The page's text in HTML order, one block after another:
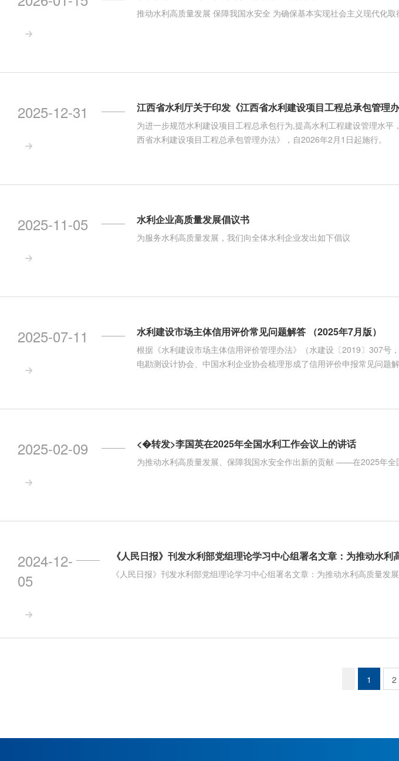

推动水利高质量发展 保障我国水安全 为确保基本实现社会主义现代化
2025-12-31

江西省水利厅关于印发《江西省水利建设项目工程总承包管理
为进一步规范水利建设项目工程总承包行为,提高水利工程建设管理水
西省水利建设项目工程总承包管理办法》，自2026年2月1日起施行。
2025-11-05

水利企业高质量发展倡议书
为服务水利高质量发展，我们向全体水利企业发出如下倡议
2025-07-11

水利建设市场主体信用评价常见问题解答 （2025年7月版）
根据《水利建设市场主体信用评价管理办法》（水建设〔2019〕307号
电勘测设计协会、中国水利企业协会梳理形成了信用评价申报常见问题
2025-02-09

<�转发>李国英在2025年全国水利工作会议上的讲话
为推动水利高质量发展、保障我国水安全作出新的贡献 ——在2025年全
2024-12-
05

《人民日报》刊发水利部党组理论学习中心组署名文章：为推动水利高质量
1 2